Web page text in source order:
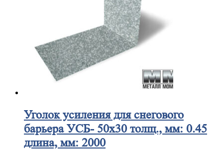
Уголокусиления для снегового
барьера УСБ- 50х30 толщ., мм: 0.45
длина, мм: 2000